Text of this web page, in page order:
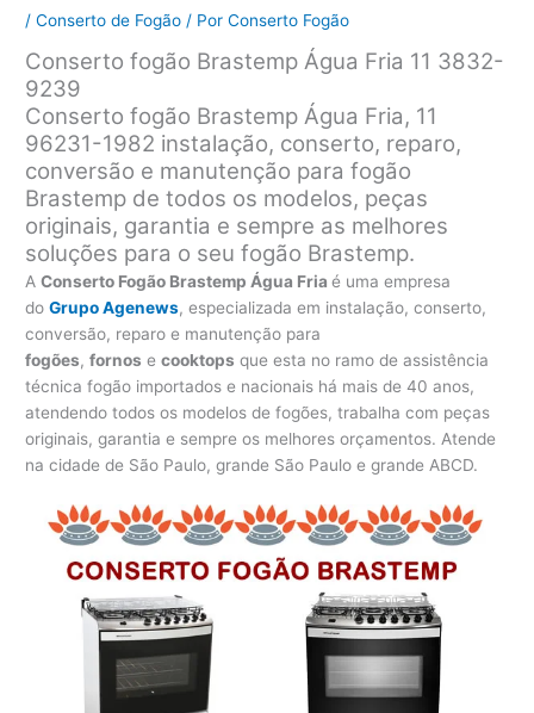
/Conserto de Fogão / PorConserto Fogão
Conserto fogão Brastemp Água Fria 11 3832-
9239
Conserto fogão Brastemp Água Fria, 11
96231-1982 instalação, conserto, reparo,
conversão e manutenção para fogão
Brastemp de todos os modelos, peças
originais, garantia e sempre as melhores
soluções para o seu fogão Brastemp.
AConserto Fogão Brastemp Água Friaé uma empresa
doGrupo Agenews, especializada em instalação, conserto,
conversão, reparo e manutenção para
fogões,fornos ecooktops que esta no ramo de assistência
técnica fogão importados e nacionais há mais de 40 anos,
atendendo todos os modelos de fogões, trabalha com peças
originais, garantia e sempre os melhores orçamentos. Atende
na cidade de São Paulo, grande São Paulo e grande ABCD.